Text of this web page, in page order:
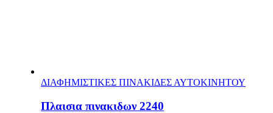
ΔΙΑΦΗΜΙΣΤΙΚΕΣ ΠΙΝΑΚΙΔΕΣ ΑΥΤΟΚΙΝΗΤΟΥ
Πλαισια πινακιδων 2240